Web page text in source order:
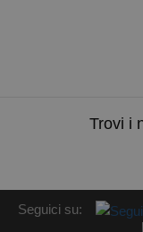
Trovi i
Seguici su: